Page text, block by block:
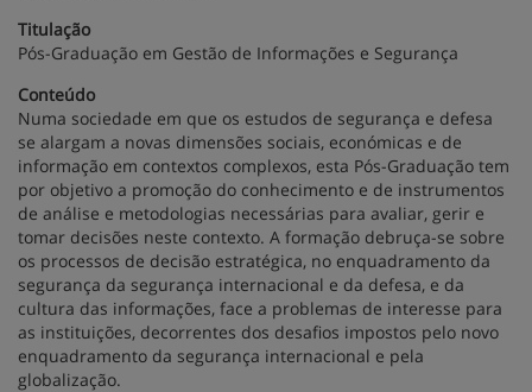
Titulação
Pós-Graduação em Gestão de Informações e Segurança
Conteúdo
Numa sociedade em que os estudos de segurança e defesa
se alargam a novas dimensões sociais, económicas e de
informação em contextos complexos, esta Pós-Graduação tem
por objetivo a promoção do conhecimento e de instrumentos
de análise e metodologias necessárias para avaliar, gerir e
tomar decisões neste contexto. A formação debruça-se sobre
os processos de decisão estratégica, no enquadramento da
segurança da segurança internacional e da defesa, e da
cultura das informações, face a problemas de interesse para
as instituições, decorrentes dos desafios impostos pelo novo
enquadramento da segurança internacional e pela
globalização.